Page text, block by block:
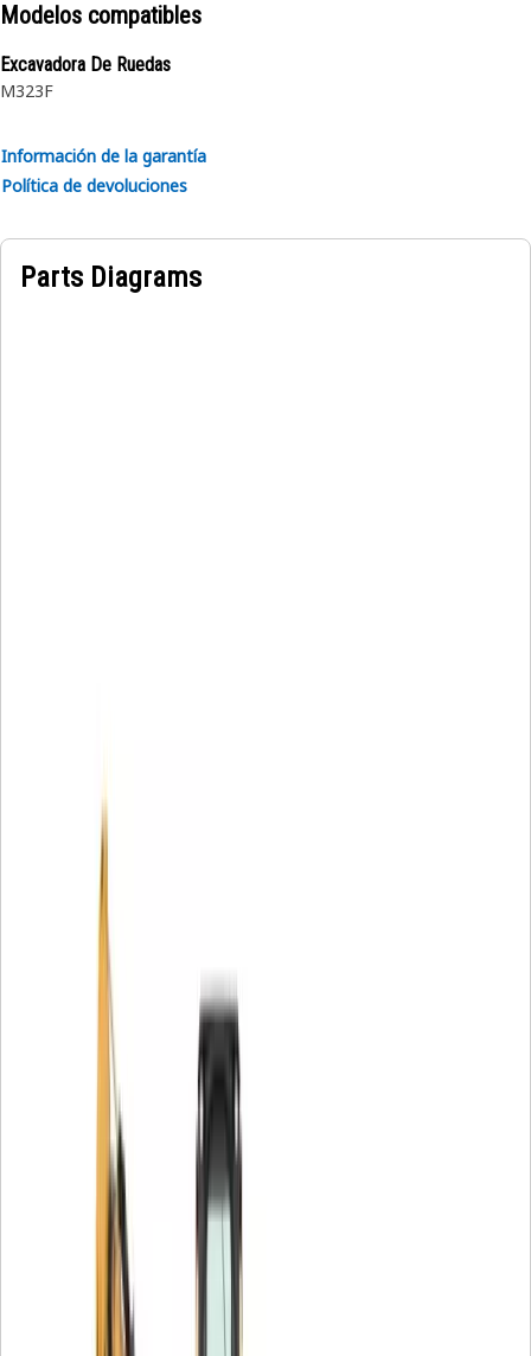
Modelos compatibles
Excavadora De Ruedas
M323F
Información de la garantía
Política de devoluciones
Parts Diagrams